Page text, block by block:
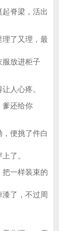
脊梁，活出
了又理，最
服放进柜子
人心疼。
还给你
便挑了件白
了。
一样装束的
了，不过周